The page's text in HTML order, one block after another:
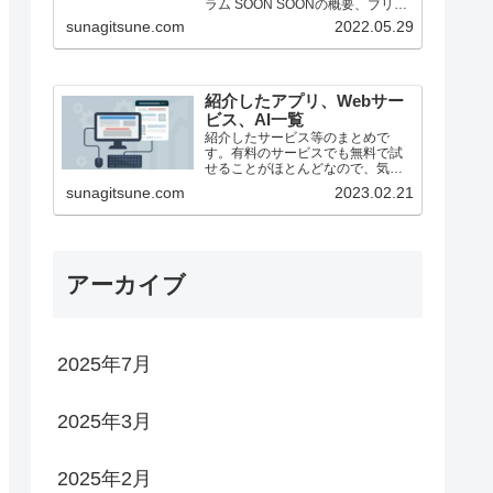
ラム SOON SOONの概要、ブリッ
ジ方法（25/1月時点） ステーキン
グ ZEROBASE ZEROBASE...
sunagitsune.com 2022.05.29
紹介したアプリ、Webサー
ビス、AI一覧
紹介したサービス等のまとめで
す。有料のサービスでも無料で試
せることがほとんどなので、気に
sunagitsune.com 2023.02.21
アーカイブ
2025年7月
2025年3月
2025年2月